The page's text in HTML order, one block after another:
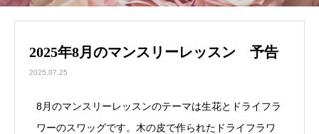
2025年8月のマンスリーレッスン 予告
2025.07.25
8月のマンスリーレッスンのテーマは生花とドライフラ
ワーのスワッグです。木の皮で作られたドライフラワ